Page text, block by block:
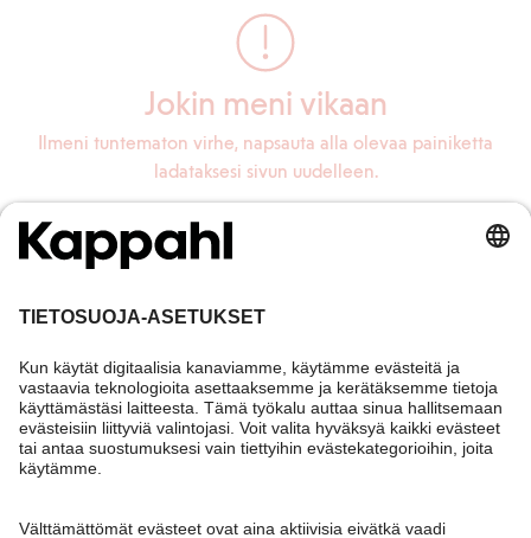
Jokin meni vikaan
Ilmeni tuntematon virhe, napsauta alla olevaa painiketta
ladataksesi sivun uudelleen.
Lataa sivu uudelleen